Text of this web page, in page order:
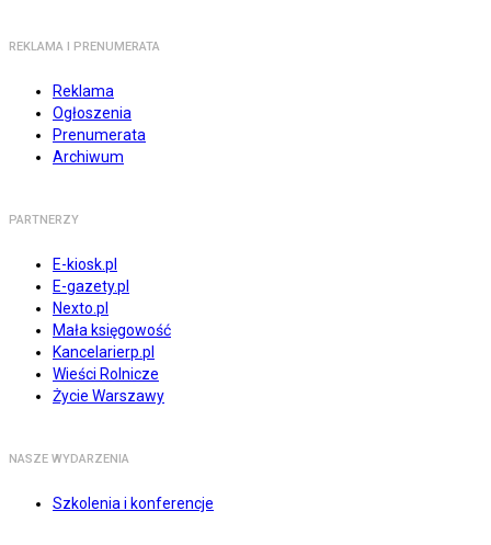
REKLAMA I PRENUMERATA
Reklama
Ogłoszenia
Prenumerata
Archiwum
PARTNERZY
E-kiosk.pl
E-gazety.pl
Nexto.pl
Mała księgowość
Kancelarierp.pl
Wieści Rolnicze
Życie Warszawy
NASZE WYDARZENIA
Szkolenia i konferencje